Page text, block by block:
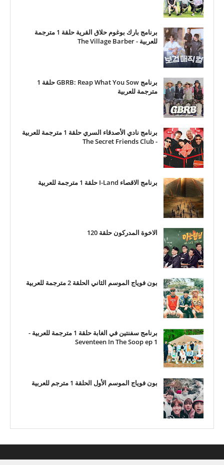
برنامج بارك بوغوم حلاق القرية حلقة 1 مترجمة
للعربية - The Village Barber
برنامج GBRB: Reap What You Sow حلقة 1
مترجمة للعربية
برنامج نادي الأصدقاء السري حلقة 1 مترجمة للعربية
- The Secret Friends Club
برنامج الاقصاء I-Land حلقة 1 مترجمة للعربية
الاخوة المدركون حلقة 120
بون فوياج الموسم الثاني الحلقة 2 مترجمة للعربية
برنامج سفنتين في الغابة حلقة 1 مترجمة للعربية -
Seventeen In The Soop ep 1
بون فوياج الموسم الأول الحلقة 1 مترجم للعربية